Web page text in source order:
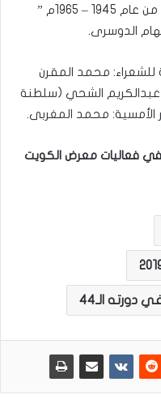
عنوان “التطور الاقتصادى في الكويت من عام 1945 – 1965م ”
الدوسرى.
محمد المقرن
عبدالكريم الشحي (سلطنة
الأمسية: محمد المغربى.
في فعاليات معرض الكويت
الـ44